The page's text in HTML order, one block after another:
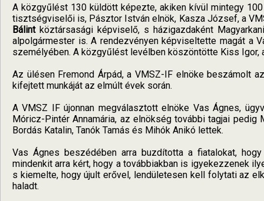
A közgyűlést 130 küldött képezte, akiken kívül mintegy
tisztségviselői is, Pásztor István elnök, Kasza József, a
Bálintköztársasági képviselő, s házigazdaként
alpolgármester is. A rendezvényen képviseltette magát a
személyében. A közgyűlést levélben köszöntötte Kiss Igor,
Az ülésen Fremond Árpád, a VMSZ-IF elnöke beszámolt
kifejtett munkáját az elmúlt évek során.
A VMSZ IF újonnan megválasztott elnöke Vas Ágnes,
Móricz-Pintér Annamária, az elnökség további tagjai pedig
Bordás Katalin, Tanók Tamás és Mihók Anikó lettek.
Vas Ágnes beszédében arra buzdította a fiatalokat,
mindenkit arra kért, hogy a továbbiakban is igyekezzenek
s kiemelte, hogy újult erővel, lendületesen kell folytati az
haladt.